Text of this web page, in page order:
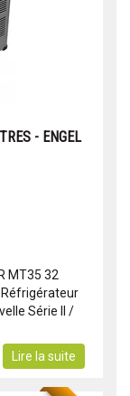
- ENGEL
MT35 32
Réfrigérateur
Série II /
Lire la suite